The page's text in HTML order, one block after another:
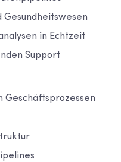
Gesundheitswesen
in Echtzeit
Support
Geschäftsprozessen